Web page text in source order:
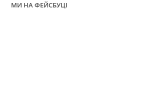
МИ НА ФЕЙСБУЦІ